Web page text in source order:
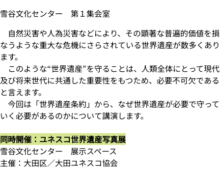
雪谷文化センター 第１集会室
自然災害や人為災害などにより、その顕著な普遍的価値を損
なうような重大な危機にさらされている世界遺産が数多くあり
ます。
このような“世界遺産”を守ることは、人類全体にとって現代
及び将来世代に共通した重要性をもつため、必要不可欠である
と言えます。
今回は「世界遺産条約」から、なぜ世界遺産が必要で守って
いく必要があるのかについて講演します。
同時開催：ユネスコ世界遺産写真展
雪谷文化センター 展示スペース
主催：大田区／大田ユネスコ協会